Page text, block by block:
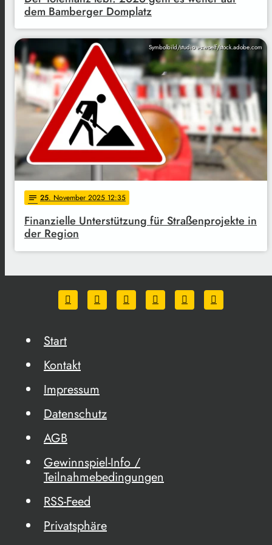
dem Bamberger Domplatz
Symbolbild/studio v-zwoelf/stock.adobe.com
notes 25. November 2025 12:35
Finanzielle Unterstützung für Straßenprojekte in
der Region
Start
Kontakt
Impressum
Datenschutz
AGB
Gewinnspiel-Info /
Teilnahmebedingungen
RSS-Feed
Privatsphäre